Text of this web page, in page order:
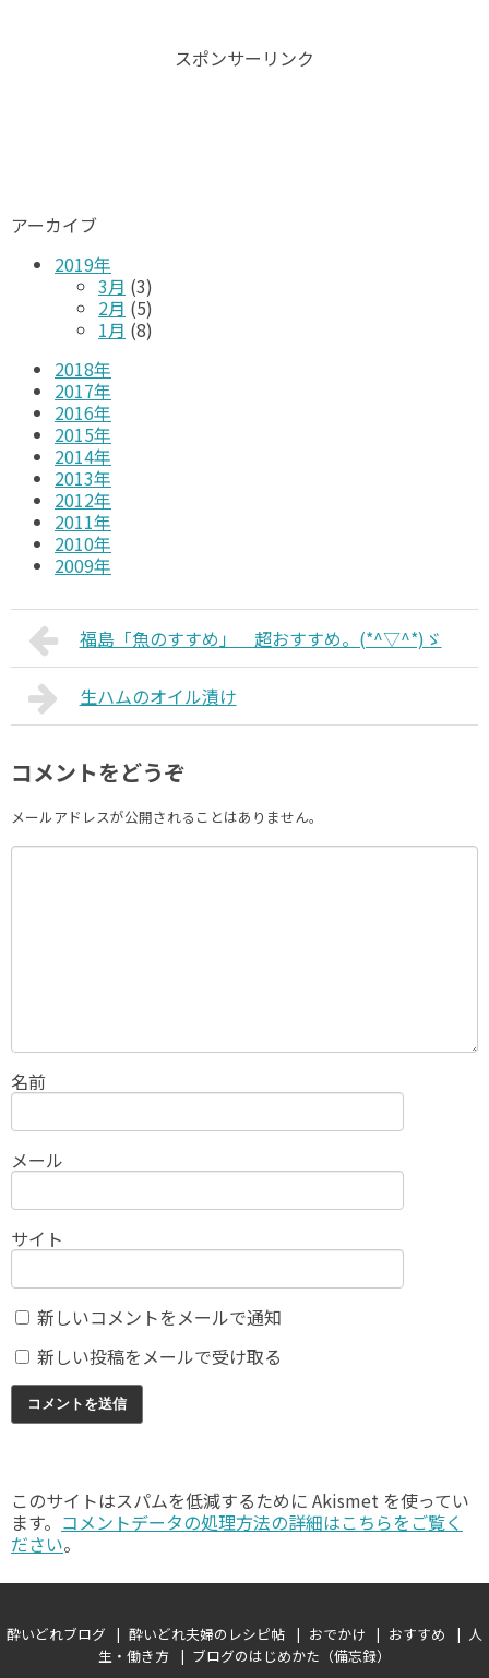
スポンサーリンク
アーカイブ
2019年
3月 (3)
2月 (5)
1月 (8)
2018年
2017年
2016年
2015年
2014年
2013年
2012年
2011年
2010年
2009年
福島「魚のすすめ」 超おすすめ。(*^▽^*)ゞ
生ハムのオイル漬け
コメントをどうぞ
メールアドレスが公開されることはありません。
名前
メール
サイト
新しいコメントをメールで通知
新しい投稿をメールで受け取る
このサイトはスパムを低減するために Akismet を使ってい
ます。 コメントデータの処理方法の詳細はこちらをご覧く
ださい。
酔いどれブログ 酔いどれ夫婦のレシピ帖 おでかけ おすすめ
人
生・働き方
ブログのはじめかた（備忘録）